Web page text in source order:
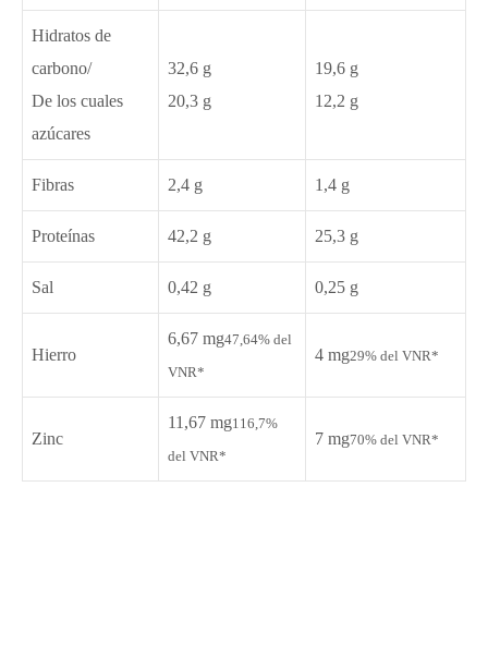
Hidratos de
carbono/
De los cuales
azúcares
32,6 g
20,3 g
19,6 g
12,2 g
Fibras 2,4 g 1,4 g
Proteínas 42,2 g 25,3 g
Sal 0,42 g 0,25 g
Hierro
6,67 mg47,64% del
VNR*
4 mg29% del VNR*
Zinc
11,67 mg116,7%
del VNR*
7 mg70% del VNR*